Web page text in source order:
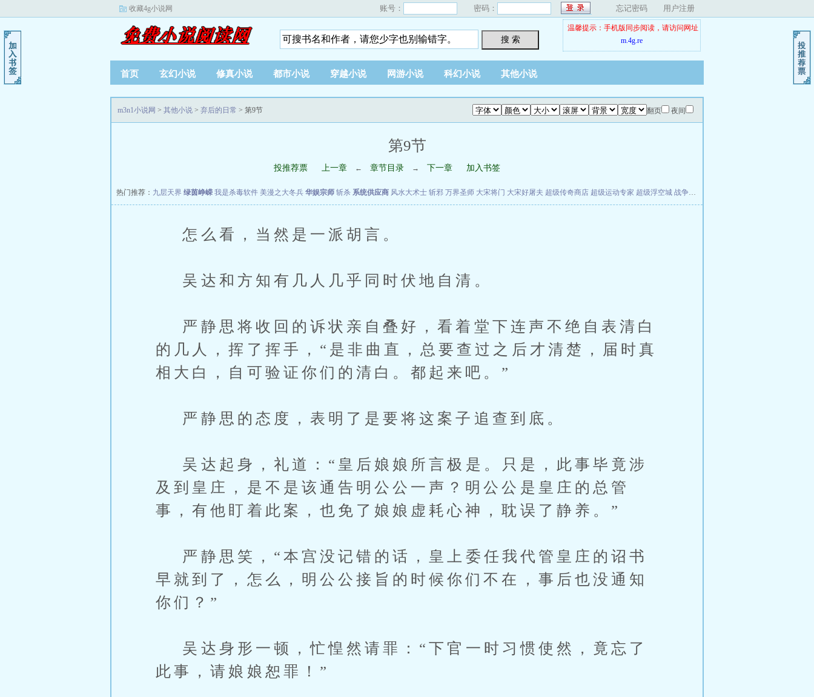
收藏4g小说网 账号： 密码： 忘记密码 用户注册
搜 索
温馨提示：手机版同步阅读，请访问网址
m.4g.re
首页 玄幻小说 修真小说 都市小说 穿越小说 网游小说 科幻小说 其他小说
翻页 夜间
m3n1小说网 > 其他小说 > 弃后的日常 > 第9节
第9节
投推荐票 上一章 ← 章节目录 → 下一章 加入书签
热门推荐： 九层天界 绿茵峥嵘 我是杀毒软件 美漫之大冬兵 华娱宗师 斩杀 系统供应商 风水大术士 斩邪 万界圣师 大宋将门 大宋好屠夫 超级传奇商店 超级运动专家 超级浮空城 战争天堂
怎么看，当然是一派胡言。
吴达和方知有几人几乎同时伏地自清。
严静思将收回的诉状亲自叠好，看着堂下连声不绝自表清白
的几人，挥了挥手，“是非曲直，总要查过之后才清楚，届时真
相大白，自可验证你们的清白。都起来吧。”
严静思的态度，表明了是要将这案子追查到底。
吴达起身，礼道：“皇后娘娘所言极是。只是，此事毕竟涉
及到皇庄，是不是该通告明公公一声？明公公是皇庄的总管
事，有他盯着此案，也免了娘娘虚耗心神，耽误了静养。”
严静思笑，“本宫没记错的话，皇上委任我代管皇庄的诏书
早就到了，怎么，明公公接旨的时候你们不在，事后也没通知
你们？”
吴达身形一顿，忙惶然请罪：“下官一时习惯使然，竟忘了
此事，请娘娘恕罪！”